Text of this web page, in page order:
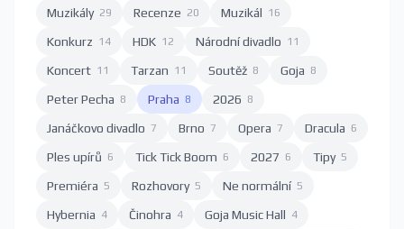
Muzikály 29 Recenze 20 Muzikál 16
Konkurz 14 HDK 12 Národní divadlo 11
Koncert 11 Tarzan 11 Soutěž 8 Goja 8
Peter Pecha 8 Praha 8 2026 8
Janáčkovo divadlo 7 Brno 7 Opera 7 Dracula 6
Ples upírů 6 Tick Tick Boom 6 2027 6 Tipy 5
Premiéra 5 Rozhovory 5 Ne normální 5
Hybernia 4 Činohra 4 Goja Music Hall 4